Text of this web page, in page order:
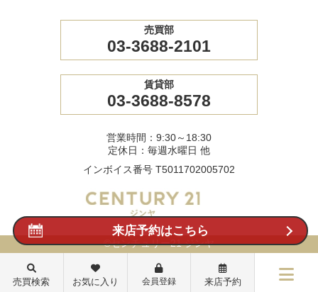
売買部
03-3688-2101
賃貸部
03-3688-8578
営業時間：9:30～18:30
定休日：毎週水曜日 他
インボイス番号 T5011702005702
©センチュリー21 ジンヤ
来店予約はこちら
売買検索 お気に入り 会員登録 来店予約